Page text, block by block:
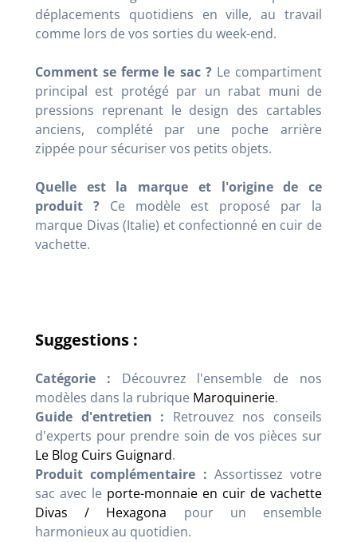
déplacements quotidiens en ville, au travail
comme lors de vos sorties du week-end.
Comment se ferme le sac ?Le compartiment
principal est protégé par un rabat muni de
pressions reprenant le design des cartables
anciens, complété par une poche arrière
zippée pour sécuriser vos petits objets.
Quelle est la marque et l'origine de ce
produit ?Ce modèle est proposé par la
marque Divas (Italie) et confectionné en cuir de
vachette.
Suggestions :
Catégorie : Découvrez l'ensemble de nos
modèles dans la rubrique Maroquinerie.
Guide d'entretien : Retrouvez nos conseils
d'experts pour prendre soin de vos pièces sur
Le Blog Cuirs Guignard.
Produit complémentaire : Assortissez votre
sac avec le porte-monnaie en cuir de vachette
Divas / Hexagona pour un ensemble
harmonieux au quotidien.